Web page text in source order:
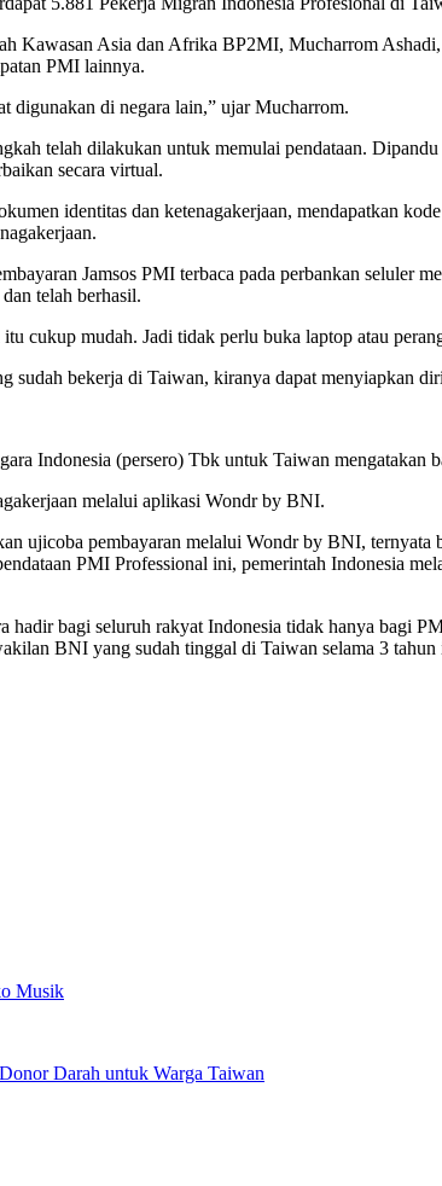
Kawasan Asia dan Afrika BP2MI, Mucharrom
PMI lainnya.
digunakan di negara lain,” ujar Mucharrom.
telah dilakukan untuk memulai pendataan.
secara virtual.
identitas dan ketenagakerjaan, mendapatkan
Jamsos PMI terbaca pada perbankan seluler
telah berhasil.
cukup mudah. Jadi tidak perlu buka laptop atau
bekerja di Taiwan, kiranya dapat menyiapkan
Indonesia (persero) Tbk untuk Taiwan
melalui aplikasi Wondr by BNI.
ujicoba pembayaran melalui Wondr by BNI, ternyata
PMI Professional ini, pemerintah Indonesia
hadir bagi seluruh rakyat Indonesia tidak hanya bagi
BNI yang sudah tinggal di Taiwan selama 3 tahun
Musik
Darah untuk Warga Taiwan